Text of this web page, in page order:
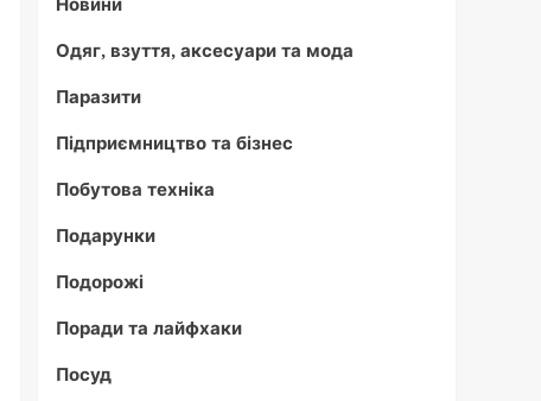
Одяг, взуття, аксесуари та мода
Паразити
Підприємництво та бізнес
Побутова техніка
Подарунки
Подорожі
Поради та лайфхаки
Посуд